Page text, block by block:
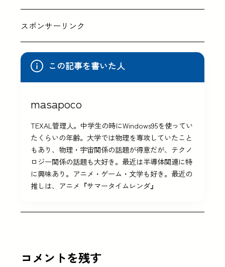
スポンサーリンク
この記事を書いた人
masapoco
TEXAL管理人。中学生の時にWindows95を使ってい
たくらいの年齢。大学では物理を専攻していたこと
もあり、物理・宇宙関係の話題が得意だが、テクノ
ロジー関係の話題も大好き。最近は半導体関連に特
に興味あり。アニメ・ゲーム・文学も好き。最近の
推しは、アニメ『サマータイムレンダ』
コメントを残す